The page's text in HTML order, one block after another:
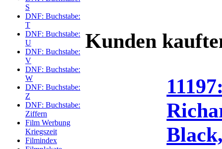
S
DNF: Buchstabe:
T
DNF: Buchstabe:
U
DNF: Buchstabe:
V
DNF: Buchstabe:
W
DNF: Buchstabe:
Z
DNF: Buchstabe:
Ziffern
Film Werbung
Kriegszeit
Filmindex
Kunden